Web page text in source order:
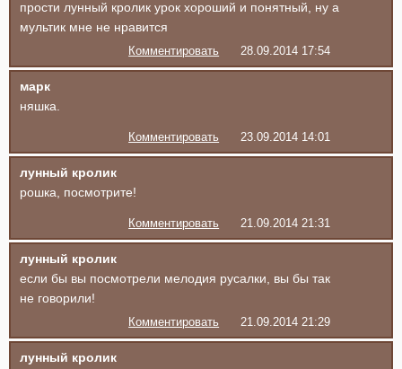
прости лунный кролик урок хороший и понятный, ну а
мультик мне не нравится
Комментировать 28.09.2014 17:54
марк
няшка.
Комментировать 23.09.2014 14:01
лунный кролик
рошка, посмотрите!
Комментировать 21.09.2014 21:31
лунный кролик
если бы вы посмотрели мелодия русалки, вы бы так
не говорили!
Комментировать 21.09.2014 21:29
лунный кролик